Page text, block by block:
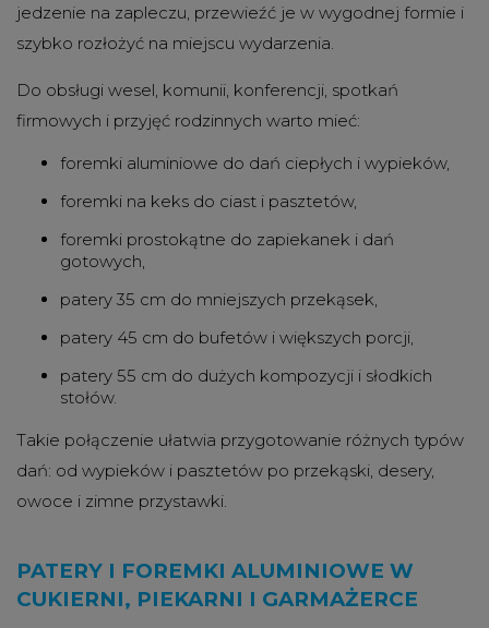
jedzenie na zapleczu, przewieźć je w wygodnej formie i
szybko rozłożyć na miejscu wydarzenia.
Do obsługi wesel, komunii, konferencji, spotkań
firmowych i przyjęć rodzinnych warto mieć:
foremki aluminiowe do dań ciepłych i wypieków,
foremki na keks do ciast i pasztetów,
foremki prostokątne do zapiekanek i dań
gotowych,
patery 35 cm do mniejszych przekąsek,
patery 45 cm do bufetów i większych porcji,
patery 55 cm do dużych kompozycji i słodkich
stołów.
Takie połączenie ułatwia przygotowanie różnych typów
dań: od wypieków i pasztetów po przekąski, desery,
owoce i zimne przystawki.
PATERY I FOREMKI ALUMINIOWE W
CUKIERNI, PIEKARNI I GARMAŻERCE